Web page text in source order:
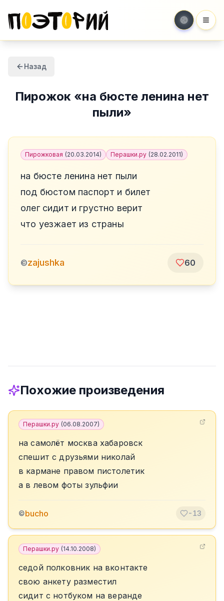
Назад
Пирожок «на бюсте ленина нет
пыли»
Пирожковая (20.03.2014) Перашки.ру (28.02.2011)
на бюсте ленина нет пыли
под бюстом паспорт и билет
олег сидит и грустно верит
что уезжает из страны
©zajushka 60
Похожие произведения
Перашки.ру (06.08.2007)
на самолёт москва хабаровск
спешит с друзьями николай
в кармане правом пистолетик
а в левом фоты зульфии
©bucho -13
Перашки.ру (14.10.2008)
седой полковник на вконтакте
свою анкету разместил
сидит с нотбуком на веранде